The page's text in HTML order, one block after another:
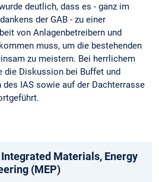
deutlich, dass es - ganz im
der GAB - zu einer
von Anlagenbetreibern und
muss, um die bestehenden
zu meistern. Bei herrlichem
die Diskussion bei Buffet und
des IAS sowie auf der Dachterrasse
Materials, Energy
(MEP)